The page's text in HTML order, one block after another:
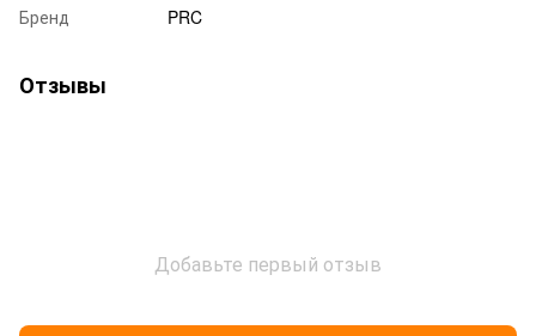
Бренд PRC
Отзывы
Добавьте первый отзыв